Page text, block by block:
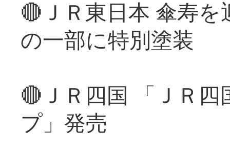
🔴ＪＲ東日本 傘寿
の一部に特別塗装
🔴ＪＲ四国 「ＪＲ
プ」発売